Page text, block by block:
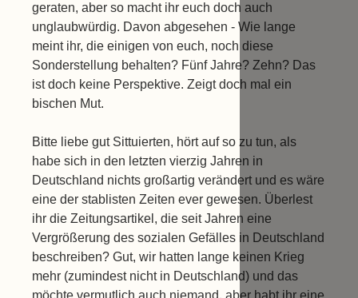
geraten, aber so macht ihr euch doch auch
unglaubwürdig. Davon abgesehen - Wie lange
meint ihr, die einigen von euch, noch diese
Sonderstellung behalten? Fünf Jahre? Zehn? Das
ist doch keine Perspektive. Zeigt doch mal ein
bischen Mut.
Bitte liebe gut Sittuierten, hört auf so zu tun, als
habe sich in den letzten vierzig Jahren in
Deutschland nichts großartig verändert und es wäre
eine der stablisten Zeiten ever gewesen. Überlest
ihr die Zeitungsartikel, die seit Jahren eine
Vergrößerung des sozialen Gefälles in Deutschland
beschreiben? Gut, wir hatten lange keinen Krieg
mehr (zumindest nicht in Deutschland) und das